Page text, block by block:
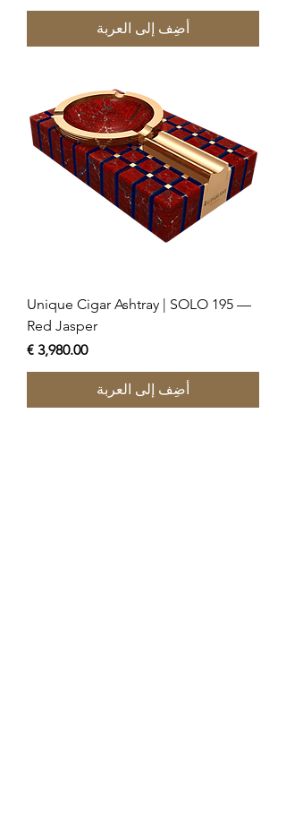
أضِف إلى العربة
Unique Cigar Ashtray | SOLO 195 —
Red Jasper
السعر
أضِف إلى العربة